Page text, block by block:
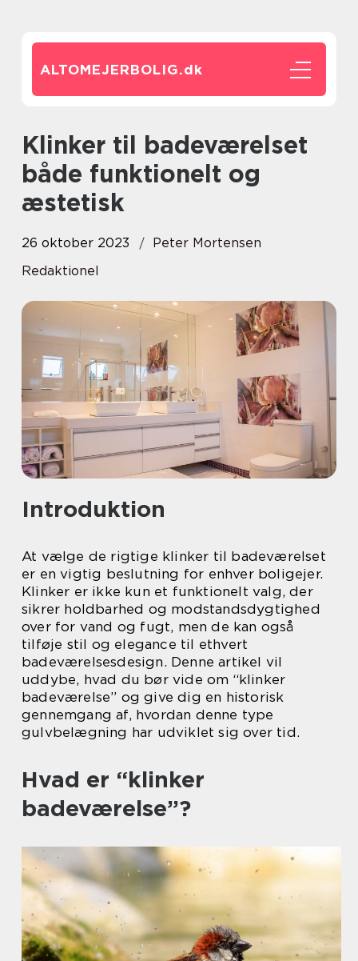
ALTOMEJERBOLIG.dk
Klinker til badeværelset
både funktionelt og
æstetisk
26 oktober 2023
Peter Mortensen
Redaktionel
Introduktion
At vælge de rigtige klinker til badeværelset
er en vigtig beslutning for enhver boligejer.
Klinker er ikke kun et funktionelt valg, der
sikrer holdbarhed og modstandsdygtighed
over for vand og fugt, men de kan også
tilføje stil og elegance til ethvert
badeværelsesdesign. Denne artikel vil
uddybe, hvad du bør vide om “klinker
badeværelse” og give dig en historisk
gennemgang af, hvordan denne type
gulvbelægning har udviklet sig over tid.
Hvad er “klinker
badeværelse”?